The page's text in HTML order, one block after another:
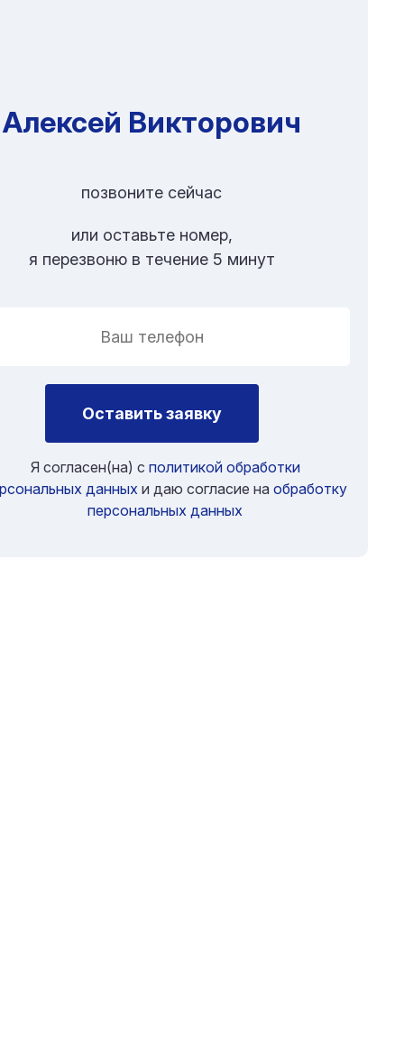
Алексей Викторович
позвоните сейчас
или оставьте номер,
я перезвоню в течение 5 минут
Оставить заявку
Я согласен(на) с политикой обработки
данных и даю согласие на обработку
персональных данных